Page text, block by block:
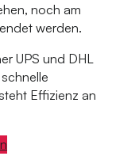
noch am
werden.
UPS und DHL
Effizienz an